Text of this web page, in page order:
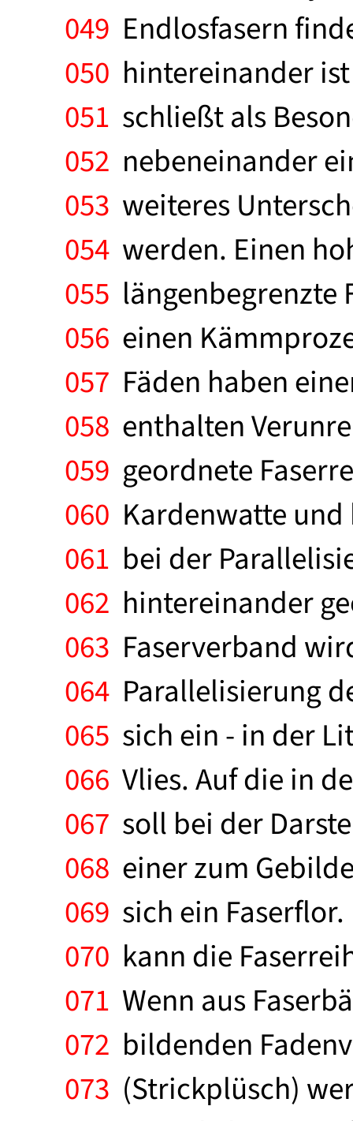
049 Endlosfasern
050 hintereinander
051 schließt als
052 nebeneinander
053 weiteres
054 werden. Einen
055 längenbegrenzte
056 einen
057 Fäden haben
058 enthalten
059 geordnete
060 Kardenwatte und
061 bei der
062 hintereinander
063 Faserverband
064 Parallelisierung
065 sich ein - in der
066 Vlies. Auf die in
067 soll bei der
068 einer zum
069 sich ein
070 kann die
071 Wenn aus
072 bildenden
073 (Strickplüsch)